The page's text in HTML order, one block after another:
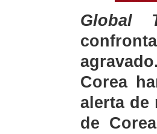
Global
Corea
alerta de
de